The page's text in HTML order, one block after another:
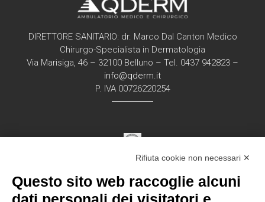
DIRETTORE SANITARIO: dr. Marco Dal Canton Medico
Chirurgo-Specialista in Dermatologia
Via Marisiga, 46 – 32100 Belluno – Tel. 0437 942823 –
info@qderm.it
P. IVA 00726220254
per la erogazione di servizi medici e chirurgici di
diagnosi e cura nell’ambito
Rifiuta cookie non necessari ✕
Questo sito web raccoglie alcuni